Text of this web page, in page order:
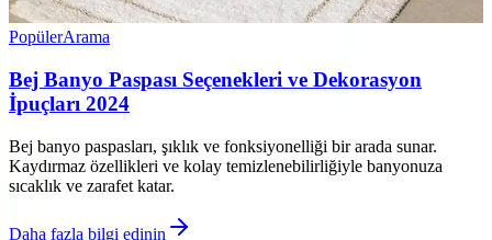
PopülerArama
Bej Banyo Paspası Seçenekleri ve Dekorasyon
İpuçları 2024
Bej banyo paspasları, şıklık ve fonksiyonelliği bir arada sunar.
Kaydırmaz özellikleri ve kolay temizlenebilirliğiyle banyonuza
sıcaklık ve zarafet katar.
Daha fazla bilgi edinin